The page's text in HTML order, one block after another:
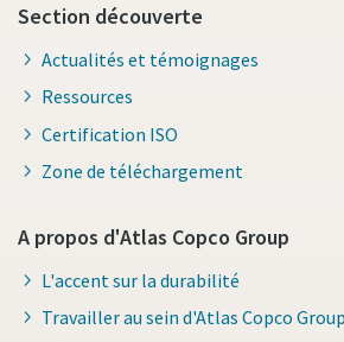
Section découverte
Actualités et témoignages
Ressources
Certification ISO
Zone de téléchargement
A propos d'Atlas Copco Group
L'accent sur la durabilité
Travailler au sein d'Atlas Copco Group